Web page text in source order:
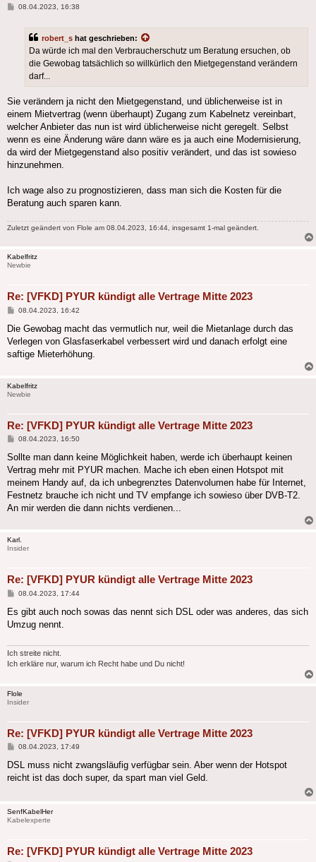
Beitrag
08.04.2023, 16:38
robert_s hat geschrieben:
Da würde ich mal den Verbraucherschutz um Beratung ersuchen, ob
die Gewobag tatsächlich so willkürlich den Mietgegenstand verändern
darf...
Sie verändern ja nicht den Mietgegenstand, und üblicherweise ist in
einem Mietvertrag (wenn überhaupt) Zugang zum Kabelnetz vereinbart,
welcher Anbieter das nun ist wird üblicherweise nicht geregelt. Selbst
wenn es eine Änderung wäre dann wäre es ja auch eine Modernisierung,
da wird der Mietgegenstand also positiv verändert, und das ist sowieso
hinzunehmen.
Ich wage also zu prognostizieren, dass man sich die Kosten für die
Beratung auch sparen kann.
Zuletzt geändert von Flole am 08.04.2023, 16:44, insgesamt 1-mal geändert.
Kabelfritz
Newbie
Re: [VFKD] PYUR kündigt alle Vertrage Mitte 2023
Beitrag
08.04.2023, 16:42
Die Gewobag macht das vermutlich nur, weil die Mietanlage durch das
Verlegen von Glasfaserkabel verbessert wird und danach erfolgt eine
saftige Mieterhöhung.
Kabelfritz
Newbie
Re: [VFKD] PYUR kündigt alle Vertrage Mitte 2023
Beitrag
08.04.2023, 16:50
Sollte man dann keine Möglichkeit haben, werde ich überhaupt keinen
Vertrag mehr mit PYUR machen. Mache ich eben einen Hotspot mit
meinem Handy auf, da ich unbegrenztes Datenvolumen habe für Internet,
Festnetz brauche ich nicht und TV empfange ich sowieso über DVB-T2.
An mir werden die dann nichts verdienen...
Karl.
Insider
Re: [VFKD] PYUR kündigt alle Vertrage Mitte 2023
Beitrag
08.04.2023, 17:44
Es gibt auch noch sowas das nennt sich DSL oder was anderes, das sich
Umzug nennt.
Ich streite nicht.
Ich erkläre nur, warum ich Recht habe und Du nicht!
Flole
Insider
Re: [VFKD] PYUR kündigt alle Vertrage Mitte 2023
Beitrag
08.04.2023, 17:49
DSL muss nicht zwangsläufig verfügbar sein. Aber wenn der Hotspot
reicht ist das doch super, da spart man viel Geld.
SenfKabelHer
Kabelexperte
Re: [VFKD] PYUR kündigt alle Vertrage Mitte 2023